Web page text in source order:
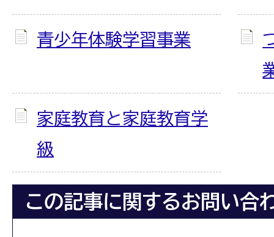
青少年体験学習事業
家庭教育と家庭教育学
級
この記事に関するお問い合